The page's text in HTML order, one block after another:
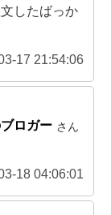
したばっか
17 21:54:06
ロガー さん
18 04:06:01